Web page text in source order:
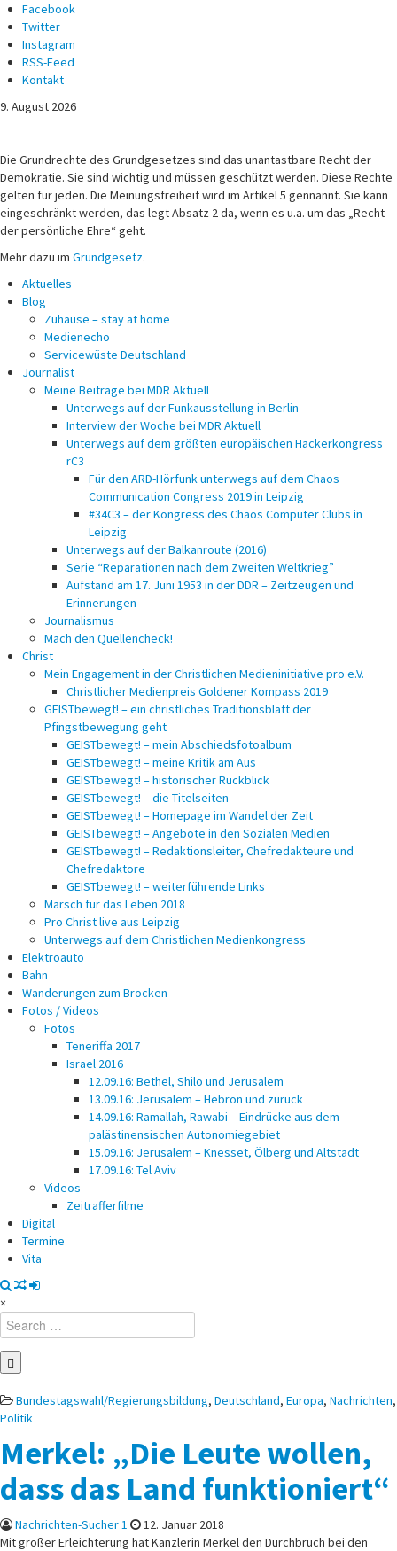
Facebook
Twitter
Instagram
RSS-Feed
Kontakt
9. August 2026
Michael Voß
Journalist und Christ
Die Grundrechte des Grundgesetzes sind das unantastbare Recht der
Demokratie. Sie sind wichtig und müssen geschützt werden. Diese Rechte
gelten für jeden. Die Meinungsfreiheit wird im Artikel 5 gennannt. Sie kann
eingeschränkt werden, das legt Absatz 2 da, wenn es u.a. um das „Recht
der persönliche Ehre“ geht.
Mehr dazu im Grundgesetz.
Aktuelles
Blog
Zuhause – stay at home
Medienecho
Servicewüste Deutschland
Journalist
Meine Beiträge bei MDR Aktuell
Unterwegs auf der Funkausstellung in Berlin
Interview der Woche bei MDR Aktuell
Unterwegs auf dem größten europäischen Hackerkongress
rC3
Für den ARD-Hörfunk unterwegs auf dem Chaos
Communication Congress 2019 in Leipzig
#34C3 – der Kongress des Chaos Computer Clubs in
Leipzig
Unterwegs auf der Balkanroute (2016)
Serie “Reparationen nach dem Zweiten Weltkrieg”
Aufstand am 17. Juni 1953 in der DDR – Zeitzeugen und
Erinnerungen
Journalismus
Mach den Quellencheck!
Christ
Mein Engagement in der Christlichen Medieninitiative pro e.V.
Christlicher Medienpreis Goldener Kompass 2019
GEISTbewegt! – ein christliches Traditionsblatt der
Pfingstbewegung geht
GEISTbewegt! – mein Abschiedsfotoalbum
GEISTbewegt! – meine Kritik am Aus
GEISTbewegt! – historischer Rückblick
GEISTbewegt! – die Titelseiten
GEISTbewegt! – Homepage im Wandel der Zeit
GEISTbewegt! – Angebote in den Sozialen Medien
GEISTbewegt! – Redaktionsleiter, Chefredakteure und
Chefredaktore
GEISTbewegt! – weiterführende Links
Marsch für das Leben 2018
Pro Christ live aus Leipzig
Unterwegs auf dem Christlichen Medienkongress
Elektroauto
Bahn
Wanderungen zum Brocken
Fotos / Videos
Fotos
Teneriffa 2017
Israel 2016
12.09.16: Bethel, Shilo und Jerusalem
13.09.16: Jerusalem – Hebron und zurück
14.09.16: Ramallah, Rawabi – Eindrücke aus dem
palästinensischen Autonomiegebiet
15.09.16: Jerusalem – Knesset, Ölberg und Altstadt
17.09.16: Tel Aviv
Videos
Zeitrafferfilme
Digital
Termine
Vita
×
Search
for:
Posted
in
Bundestagswahl/Regierungsbildung, Deutschland, Europa, Nachrichten,
Politik
Merkel: „Die Leute wollen,
dass das Land funktioniert“
Nachrichten-Sucher 1
12. Januar 2018
Mit großer Erleichterung hat Kanzlerin Merkel den Durchbruch bei den